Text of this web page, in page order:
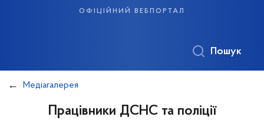
офіційний вебпортал
Пошук
Медіагалерея
Працівники ДСНС та поліції